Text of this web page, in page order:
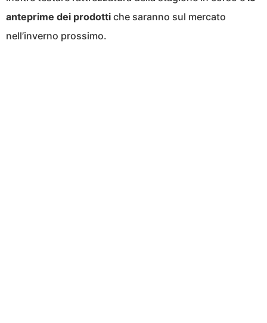
anteprime dei prodotti che saranno sul mercato
nell’inverno prossimo.